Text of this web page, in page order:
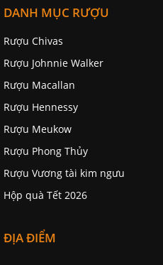
DANH MỤC RƯỢU
Rượu Chivas
Rượu Johnnie Walker
Rượu Macallan
Rượu Hennessy
Rượu Meukow
Rượu Phong Thủy
Rượu Vương tài kim ngưu
Hộp quà Tết 2026
ĐỊA ĐIỂM